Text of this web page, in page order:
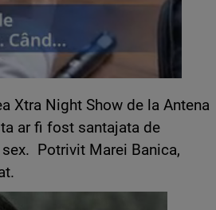
Xtra Night Show de la Antena
ar fi fost santajata de
Potrivit Marei Banica,